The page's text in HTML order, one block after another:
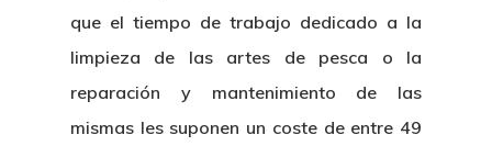
que el tiempo de trabajo dedicado a la
limpieza de las artes de pesca o la
reparación y mantenimiento de las
mismas les suponen un coste de entre 49